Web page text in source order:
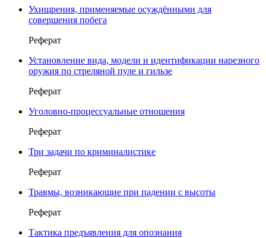
Ухищрения, применяемые осуждёнными для
совершения побега
Реферат
Установление вида, модели и идентификации нарезного
оружия по стреляной пуле и гильзе
Реферат
Уголовно-процессуальные отношения
Реферат
Три задачи по криминалистике
Реферат
Травмы, возникающие при падении с высоты
Реферат
Тактика предъявления для опознания